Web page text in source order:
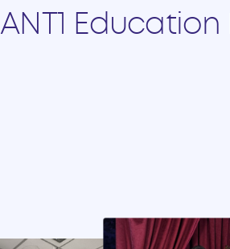
ANT1 Education